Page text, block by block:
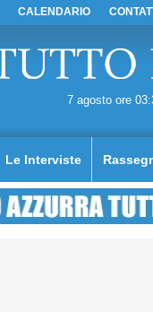
CALENDARIO
7 agosto ore
Le Interviste